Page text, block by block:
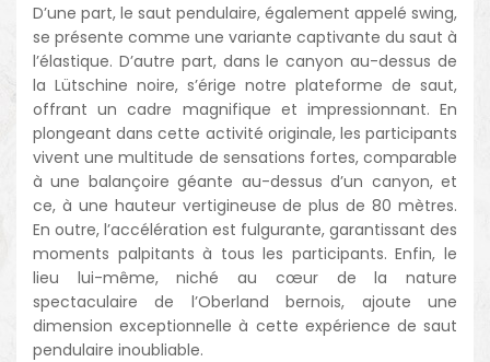
D’une part, le saut pendulaire, également appelé swing,
se présente comme une variante captivante du saut à
l’élastique. D’autre part, dans le canyon au-dessus de
la Lütschine noire, s’érige notre plateforme de saut,
offrant un cadre magnifique et impressionnant. En
plongeant dans cette activité originale, les participants
vivent une multitude de sensations fortes, comparable
à une balançoire géante au-dessus d’un canyon, et
ce, à une hauteur vertigineuse de plus de 80 mètres.
En outre, l’accélération est fulgurante, garantissant des
moments palpitants à tous les participants. Enfin, le
lieu lui-même, niché au cœur de la nature
spectaculaire de l’Oberland bernois, ajoute une
dimension exceptionnelle à cette expérience de saut
pendulaire inoubliable.